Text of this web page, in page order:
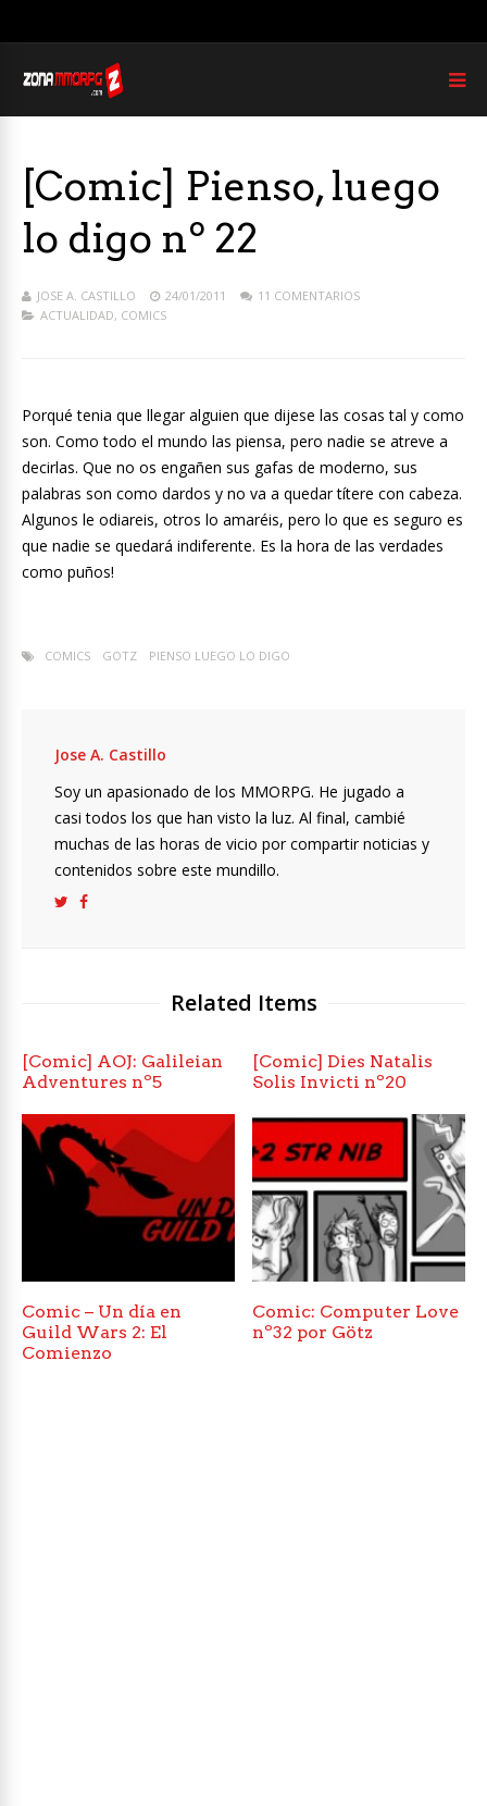
[Comic] Pienso, luego
lo digo nº 22
JOSE A. CASTILLO 24/01/2011
11 COMENTARIOS
ACTUALIDAD, COMICS
Porqué tenia que llegar alguien que dijese las cosas tal y como
son. Como todo el mundo las piensa, pero nadie se atreve a
decirlas. Que no os engañen sus gafas de moderno, sus
palabras son como dardos y no va a quedar títere con cabeza.
Algunos le odiareis, otros lo amaréis, pero lo que es seguro es
que nadie se quedará indiferente. Es la hora de las verdades
como puños!
COMICS GOTZ PIENSO LUEGO LO DIGO
Jose A. Castillo
Soy un apasionado de los MMORPG. He jugado a
casi todos los que han visto la luz. Al final, cambié
muchas de las horas de vicio por compartir noticias y
contenidos sobre este mundillo.
Related Items
[Comic] AOJ: Galileian
Adventures nº5
[Comic] Dies Natalis
Solis Invicti nº20
Comic – Un día en
Guild Wars 2: El
Comienzo
Comic: Computer Love
nº32 por Götz